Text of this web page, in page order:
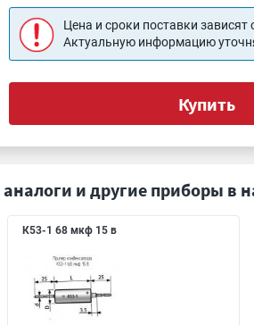
Цена и сроки поставки
Актуальную информацию
Купить
и другие приборы в
К53-1 68 мкф 15 в